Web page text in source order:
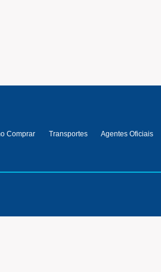
Comprar Transportes Agentes Oficiais